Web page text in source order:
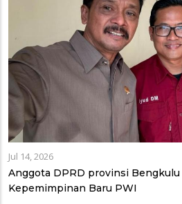
Jul 14, 2026
Anggota DPRD provinsi
Kepemimpinan Baru PWI